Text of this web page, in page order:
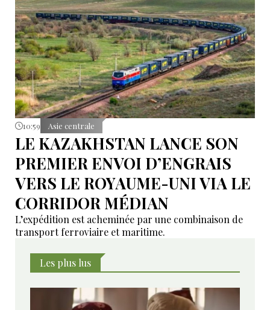
10:59 Asie centrale
LE KAZAKHSTAN LANCE SON
PREMIER ENVOI D’ENGRAIS
VERS LE ROYAUME-UNI VIA LE
CORRIDOR MÉDIAN
L’expédition est acheminée par une combinaison de
transport ferroviaire et maritime.
Les plus lus